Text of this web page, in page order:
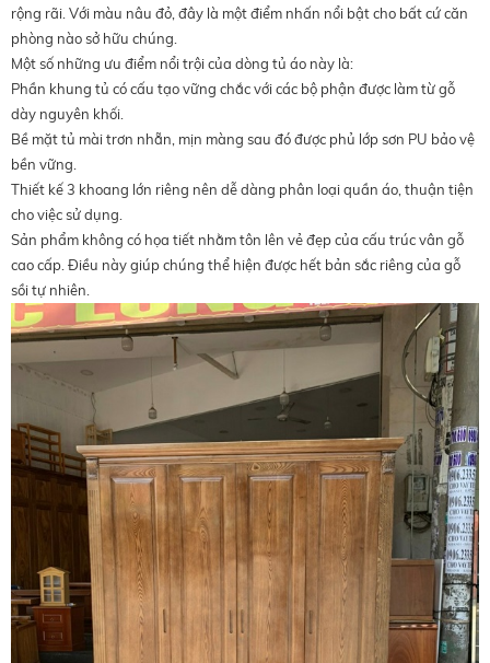
rộng rãi. Với màu nâu đỏ, đây là một điểm nhấn nổi bật cho bất cứ căn
phòng nào sở hữu chúng.
Một số những ưu điểm nổi trội của dòng tủ áo này là:
Phần khung tủ có cấu tạo vững chắc với các bộ phận được làm từ gỗ
dày nguyên khối.
Bề mặt tủ mài trơn nhẵn, mịn màng sau đó được phủ lớp sơn PU bảo vệ
bền vững.
Thiết kế 3 khoang lớn riêng nên dễ dàng phân loại quần áo, thuận tiện
cho việc sử dụng.
Sản phẩm không có họa tiết nhằm tôn lên vẻ đẹp của cấu trúc vân gỗ
cao cấp. Điều này giúp chúng thể hiện được hết bản sắc riêng của gỗ
sồi tự nhiên.